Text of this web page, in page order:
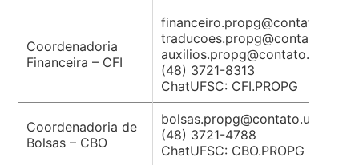
Coordenadoria
Financeira – CFI
auxilios.propg@contato.ufsc.br
(48) 3721-8313
ChatUFSC: CFI.PROPG
Coordenadoria de
Bolsas – CBO
bolsas.propg@contato.ufsc.br
(48) 3721-4788
ChatUFSC: CBO.PROPG